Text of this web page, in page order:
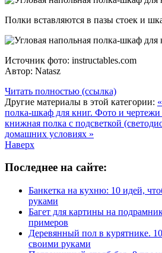
Полки вставляются в пазы стоек и
Источник фото: instructables.com
Автор: Natasz
Читать полностью (ссылка)
Другие материалы в этой категории:
полка-шкаф для книг. Фото и чертежи
книжная полка с подсветкой
домашних условиях »
Наверх
Последнее на сайте:
Банкетка на кухню: 10 идей,
руками
Багет для картины на
примеров
Деревянный пол в курятнике.
своими руками